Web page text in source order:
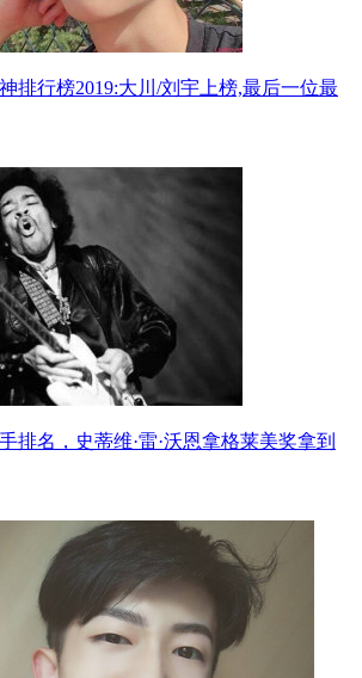
排行榜2019:大川/刘宇上榜,最后一位最
排名，史蒂维·雷·沃恩拿格莱美奖拿到